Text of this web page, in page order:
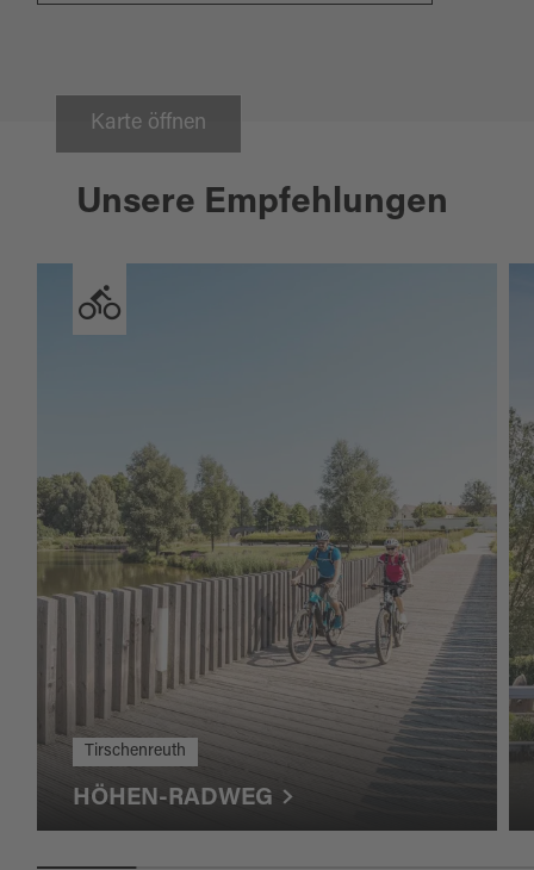
Karte öffnen
Unsere Empfehlungen
Tirschenreuth
HÖHEN-RADWEG